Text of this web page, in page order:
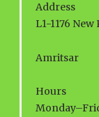
Address
L1-1176
Amritsar
Hours